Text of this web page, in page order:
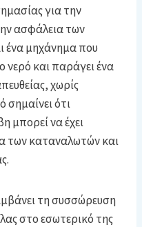
για την
ασφάλεια των
ένα μηχάνημα που
νερό και παράγει ένα
χωρίς
σημαίνει ότι
μπορεί να έχει
των καταναλωτών και
τη συσσώρευση
στο εσωτερικό της